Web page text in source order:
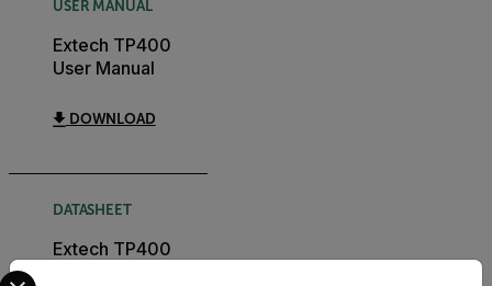
USER MANUAL
Extech TP400
User Manual
DOWNLOAD
DATASHEET
Extech TP400
Select your preferred country and language from the